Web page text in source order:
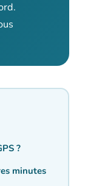
?
minutes